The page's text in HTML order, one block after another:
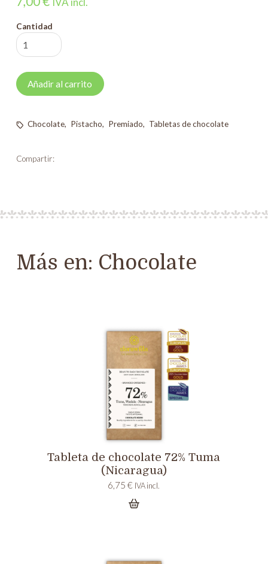
Cantidad
Tableta
de
chocolate
con
y
cantidad
Añadir al carrito
Chocolate, Pistacho, Premiado, Tabletas de chocolate
Compartir:
Más en: Chocolate
Tableta de chocolate 72% Tuma
(Nicaragua)
6,75€ IVA incl.